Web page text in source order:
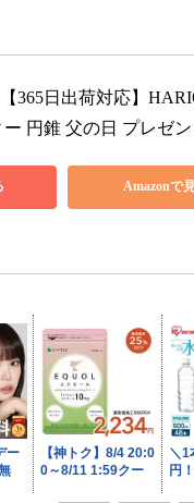
365日出荷対応】
円錐 父の日 プレゼ
Amazonで